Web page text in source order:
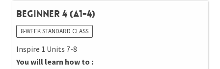
Beginner 4 (A1-4)
8-WEEK STANDARD CLASS
Inspire 1 Units 7-8
You will learn how to :